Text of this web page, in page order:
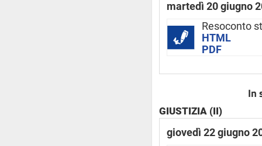
martedì 20 giugno
Resoconto
HTML
PDF
In
GIUSTIZIA (II)
giovedì 22 giugno